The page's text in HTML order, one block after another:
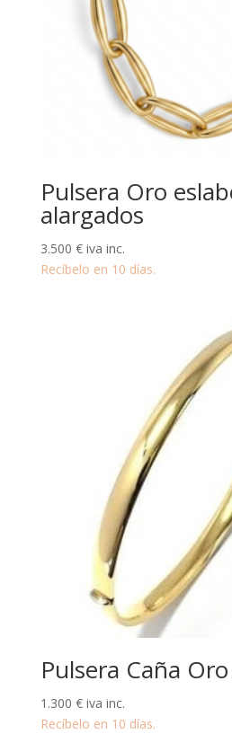
Pulsera Oro
alargados
3.500 € iva inc.
Recíbelo en 10 días.
Pulsera Caña
1.300 € iva inc.
Recíbelo en 10 días.